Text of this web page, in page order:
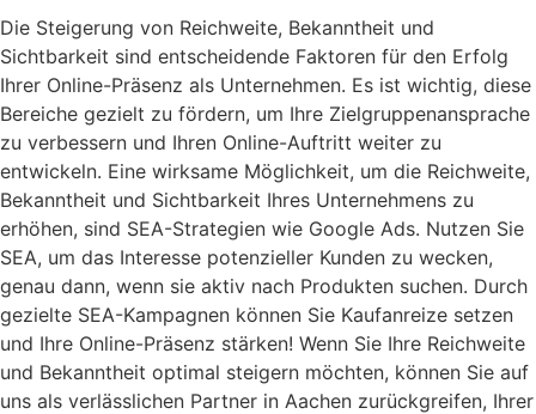
Die Steigerung von Reichweite, Bekanntheit und
Sichtbarkeit sind entscheidende Faktoren für den Erfolg
Ihrer Online-Präsenz als Unternehmen. Es ist wichtig, diese
Bereiche gezielt zu fördern, um Ihre Zielgruppenansprache
zu verbessern und Ihren Online-Auftritt weiter zu
entwickeln. Eine wirksame Möglichkeit, um die Reichweite,
Bekanntheit und Sichtbarkeit Ihres Unternehmens zu
erhöhen, sind SEA-Strategien wie Google Ads. Nutzen Sie
SEA, um das Interesse potenzieller Kunden zu wecken,
genau dann, wenn sie aktiv nach Produkten suchen. Durch
gezielte SEA-Kampagnen können Sie Kaufanreize setzen
und Ihre Online-Präsenz stärken! Wenn Sie Ihre Reichweite
und Bekanntheit optimal steigern möchten, können Sie auf
uns als verlässlichen Partner in Aachen zurückgreifen, Ihrer